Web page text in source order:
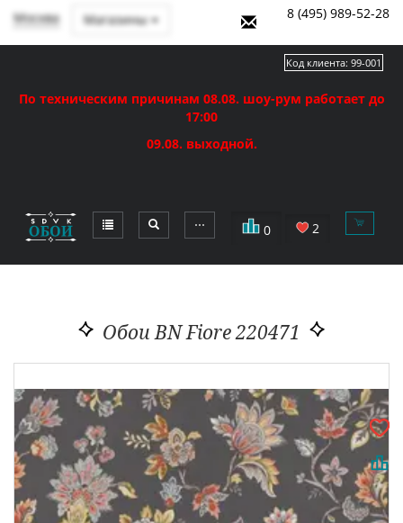
Москва Магазины 8 (495) 989-52-28
По техническим причинам 08.08. шоу-рум работает до
17:00
09.08. выходной.
⋯ 0 2
Код клиента: 99-001
Обои BN Fiore 220471